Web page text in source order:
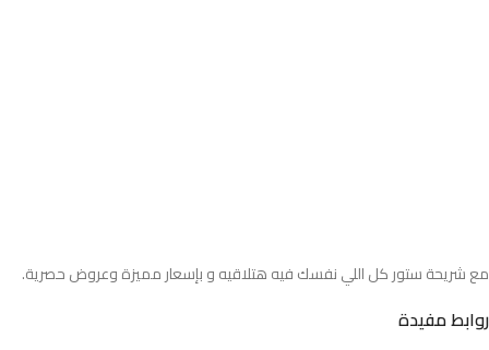
مع شريحة ستور كل اللي نفسك فيه هتلاقيه و بإسعار مميزة وعروض حصرية.
روابط مفيدة